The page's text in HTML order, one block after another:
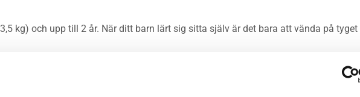
kg) och upp till 2 år. När ditt barn lärt sig sitta själv är det bara att vända på
huvud. Den formsydda tygsitsen fördelar barnets vikt jämnt, vilket är särskilt